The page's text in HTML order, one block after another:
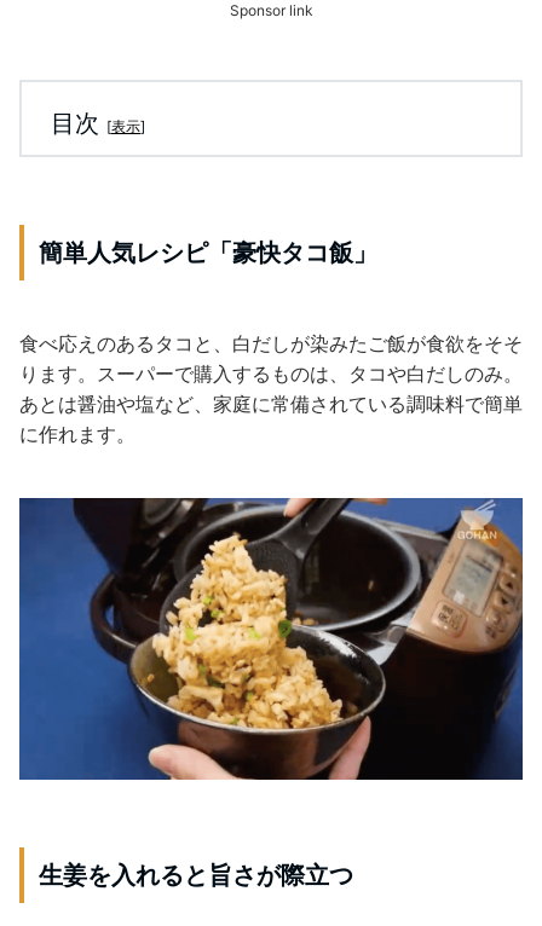
Sponsor link
目次 [表示]
簡単人気レシピ「豪快タコ飯」
食べ応えのあるタコと、白だしが染みたご飯が食欲をそそ
ります。スーパーで購入するものは、タコや白だしのみ。
あとは醤油や塩など、家庭に常備されている調味料で簡単
に作れます。
生姜を入れると旨さが際立つ